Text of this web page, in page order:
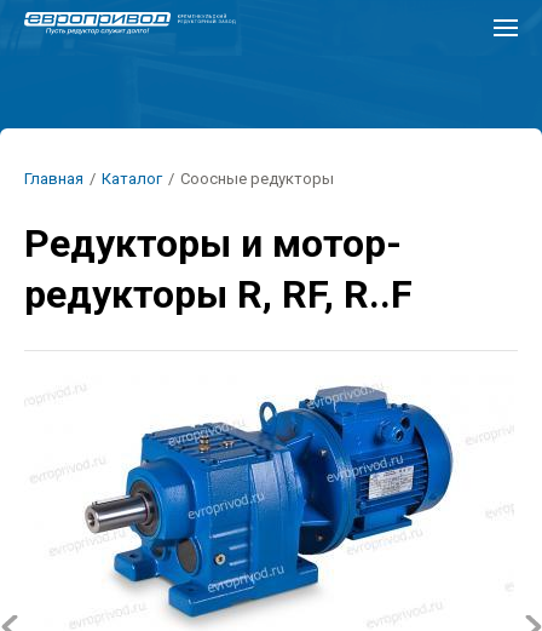
Перейти
Строка
Главная / Каталог / Соосные редукторы
Редукторы и мотор-
редукторы R, RF, R..F